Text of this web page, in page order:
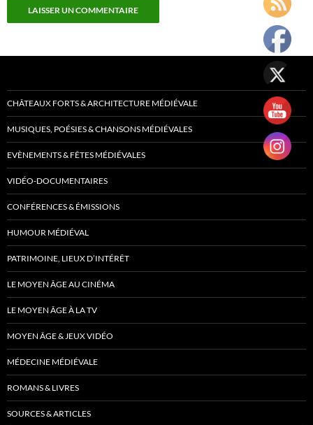
CHÂTEAUX FORTS & ARCHITECTURE MÉDIÉVALE
MUSIQUES, POÉSIES & CHANSONS MÉDIÉVALES
EVÈNEMENTS & FÊTES MÉDIÉVALES
VIDÉO-DOCUMENTAIRES
CONFÉRENCES & ÉMISSIONS
HUMOUR MÉDIÉVAL
PATRIMOINE, LIEUX D’INTÉRÊT
LE MOYEN ÂGE AU CINÉMA
LE MOYEN ÂGE À LA TV
MOYEN ÂGE & JEUX VIDÉO
MÉDECINE MÉDIÉVALE
ROMANS & LIVRES
SOURCES & ARTICLES